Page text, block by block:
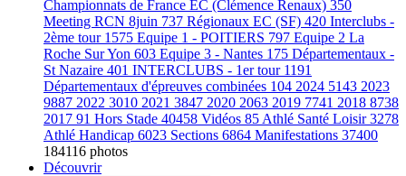
Championnats de France EC (Clémence Renaux) 350
Meeting RCN 8juin 737 Régionaux EC (SF) 420 Interclubs -
2ème tour 1575 Equipe 1 - POITIERS 797 Equipe 2 La
Roche Sur Yon 603 Equipe 3 - Nantes 175 Départementaux -
St Nazaire 401 INTERCLUBS - 1er tour 1191
Départementaux d'épreuves combinées 104 2024 5143 2023
9887 2022 3010 2021 3847 2020 2063 2019 7741 2018 8738
2017 91 Hors Stade 40458 Vidéos 85 Athlé Santé Loisir3278
Athlé Handicap 6023 Sections 6864 Manifestations 37400
184116 photos
Découvrir